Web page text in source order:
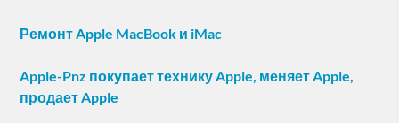
Ремонт Apple MacBook и iMac
Apple-Pnz покупает технику Apple, меняет Apple,
продает Apple